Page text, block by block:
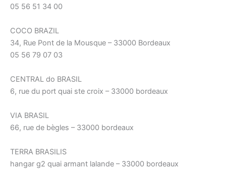
05 56 51 34 00
COCO BRAZIL
34, Rue Pont de la Mousque – 33000 Bordeaux
05 56 79 07 03
CENTRAL do BRASIL
6, rue du port quai ste croix – 33000 bordeaux
VIA BRASIL
66, rue de bègles – 33000 bordeaux
TERRA BRASILIS
hangar g2 quai armant lalande – 33000 bordeaux